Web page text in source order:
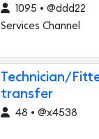
1095 • @ddd22
Services Channel
Technician/
transfer
48 • @x4538